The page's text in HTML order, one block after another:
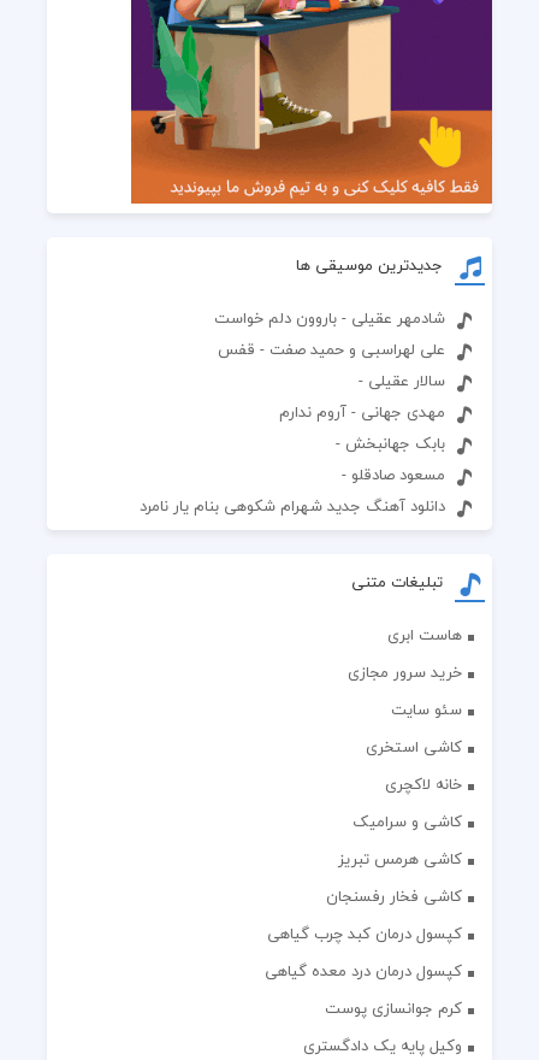
جدیدترین موسیقی ها
شادمهر عقیلی - باروون دلم خواست
علی لهراسبی و حمید صفت - قفس
سالار عقیلی -
مهدی جهانی - آروم ندارم
بابک جهانبخش -
مسعود صادقلو -
دانلود آهنگ جدید شهرام شکوهی بنام یار نامرد
تبلیغات متنی
هاست ابری
خرید سرور مجازی
سئو سایت
کاشی استخری
خانه لاکچری
کاشی و سرامیک
کاشی هرمس تبریز
کاشی فخار رفسنجان
کپسول درمان کبد چرب گیاهی
کپسول درمان درد معده گیاهی
کرم جوانسازی پوست
وکیل پایه یک دادگستری